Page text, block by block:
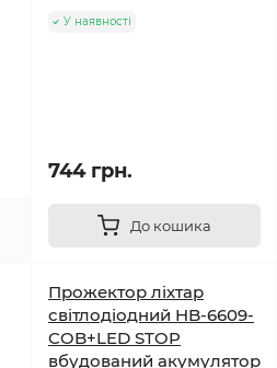
У наявності
744 грн.
До кошика
Прожектор ліхтар
світлодіодний HB-6609-
COB+LED STOP
вбудований акумулятор